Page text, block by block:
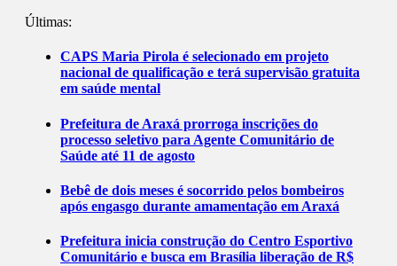
Últimas:
CAPS Maria Pirola é selecionado em projeto
nacional de qualificação e terá supervisão gratuita
em saúde mental
Prefeitura de Araxá prorroga inscrições do
processo seletivo para Agente Comunitário de
Saúde até 11 de agosto
Bebê de dois meses é socorrido pelos bombeiros
após engasgo durante amamentação em Araxá
Prefeitura inicia construção do Centro Esportivo
Comunitário e busca em Brasília liberação de R$